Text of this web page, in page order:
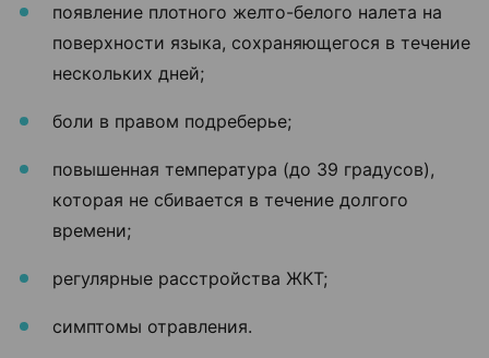
появление плотного желто-белого налета на
поверхности языка, сохраняющегося в течение
нескольких дней;
боли в правом подреберье;
повышенная температура (до 39 градусов),
которая не сбивается в течение долгого
времени;
регулярные расстройства ЖКТ;
симптомы отравления.